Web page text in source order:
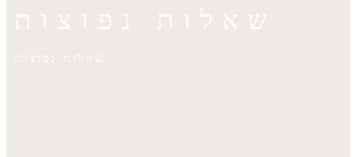
שאלות נפוצות
שאלות נפוצות